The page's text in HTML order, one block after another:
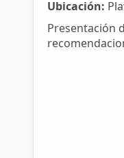
Ubicación:
Presentación